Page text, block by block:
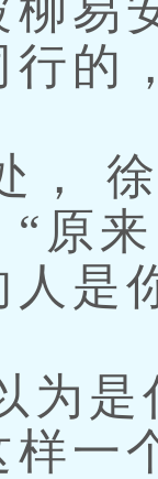
柳易
行的
徐
“原
人是
是
样一